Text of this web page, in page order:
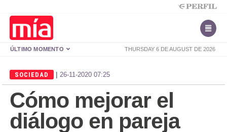
THURSDAY 6 DE AUGUST DE 2026
ÚLTIMO MOMENTO
SOCIEDAD | 26-11-2020 07:25
Cómo mejorar el
diálogo en pareja